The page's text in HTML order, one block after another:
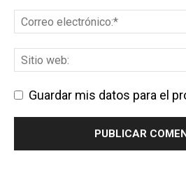
Guardar mis datos para el